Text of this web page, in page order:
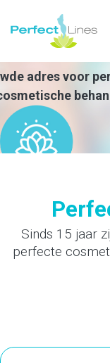
Sinds 15 jaar
perfecte